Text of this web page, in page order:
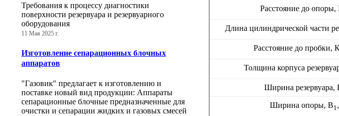
Требования к процессу диагностики
поверхности резервуара и резервуарного
оборудования
11 Мая 2025 г.
Изготовление сепарационных блочных
аппаратов
"Газовик" предлагает к изготовлению и
поставке новый вид продукции: Аппараты
сепарационные блочные предназначенные для
очистки и сепарации жидких и газовых смесей
Расстояние до опоры,
Длина цилиндрической части
Расстояние до пробки,
Толщина корпуса
Ширина резервуара,
Ширина опоры, В1